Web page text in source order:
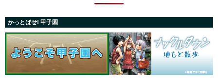
かっとばせ! 甲子園